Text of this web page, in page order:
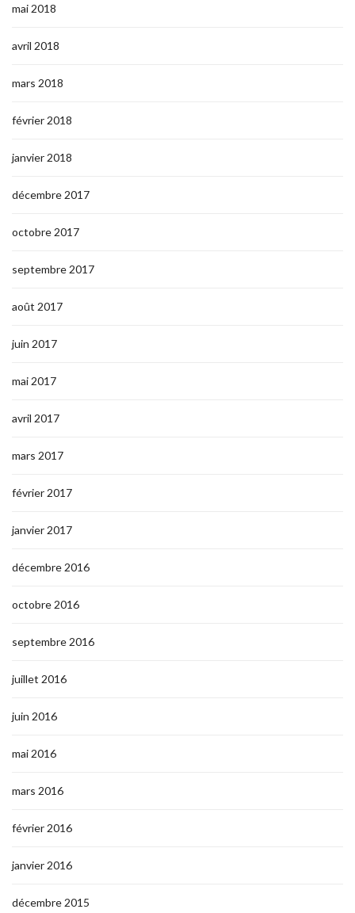
mai 2018
avril 2018
mars 2018
février 2018
janvier 2018
décembre 2017
octobre 2017
septembre 2017
août 2017
juin 2017
mai 2017
avril 2017
mars 2017
février 2017
janvier 2017
décembre 2016
octobre 2016
septembre 2016
juillet 2016
juin 2016
mai 2016
mars 2016
février 2016
janvier 2016
décembre 2015